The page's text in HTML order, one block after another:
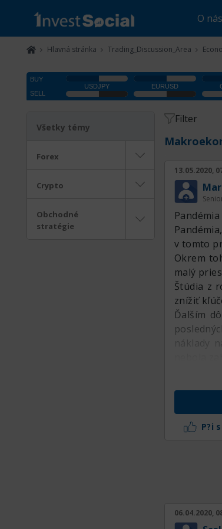
O nás
Hlavná stránka Trading_Discussion_Area
Všetky témy
Forex
Crypto
Obchodné
stratégie
Filter
13.05.2020,
v tomto
Okrem
malý
Štúdia z
znížiť
Ďalším
náklady
P?i
06.04.2020,